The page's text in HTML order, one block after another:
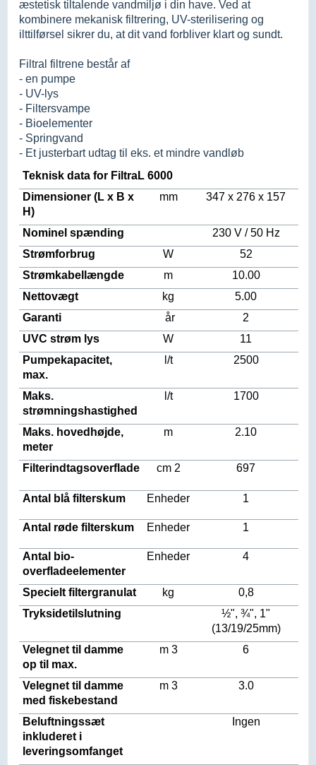
æstetisk tiltalende vandmiljø i din have. Ved at
kombinere mekanisk filtrering, UV-sterilisering og
ilttilførsel sikrer du, at dit vand forbliver klart og sundt.
Filtral filtrene består af
- en pumpe
- UV-lys
- Filtersvampe
- Bioelementer
- Springvand
- Et justerbart udtag til eks. et mindre vandløb
Teknisk data for FiltraL 6000
Dimensioner (L x B x
H)
mm 347 x 276 x 157
Nominel spænding
230 V / 50 Hz
Strømforbrug
W
52
Strømkabellængde
m
10.00
Nettovægt
kg
5.00
Garanti
år
2
UVC strøm lys
W
11
Pumpekapacitet,
max.
l/t 2500
Maks.
strømningshastighed
l/t 1700
Maks. hovedhøjde,
meter
m 2.10
Filterindtagsoverflade cm 2 697
Antal blå filterskum Enheder 1
Antal røde filterskum Enheder 1
Antal bio-
overfladeelementer
Enheder 4
Specielt filtergranulat kg
0,8
Tryksidetilslutning
½", ¾", 1"
(13/19/25mm)
Velegnet til damme
op til max.
m 3 6
Velegnet til damme
med fiskebestand
m 3 3.0
Beluftningssæt
inkluderet i
leveringsomfanget
Ingen